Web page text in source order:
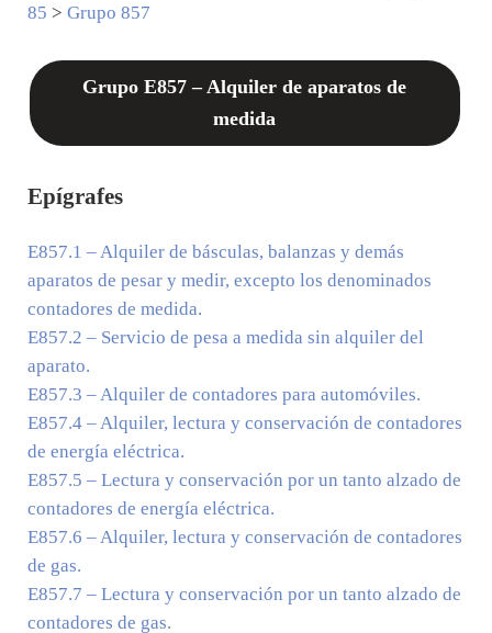
85 > Grupo 857
Grupo E857 – Alquiler de aparatos de
medida
Epígrafes
E857.1 – Alquiler de básculas, balanzas y demás
aparatos de pesar y medir, excepto los denominados
contadores de medida.
E857.2 – Servicio de pesa a medida sin alquiler del
aparato.
E857.3 – Alquiler de contadores para automóviles.
E857.4– Alquiler, lectura y conservación de contadores
de energía eléctrica.
E857.5 – Lectura y conservación por un tanto alzado de
contadores de energía eléctrica.
E857.6 – Alquiler, lectura y conservación de contadores
de gas.
E857.7 – Lectura y conservación por un tanto alzado de
contadores de gas.